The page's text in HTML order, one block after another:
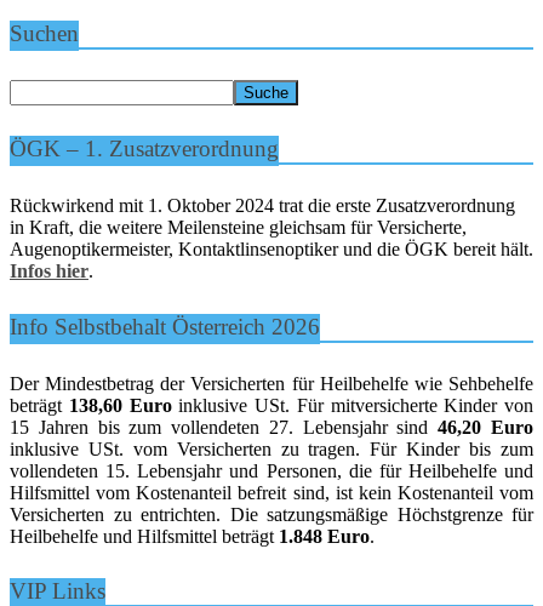
Suchen
ÖGK – 1. Zusatzverordnung
Rückwirkend mit 1. Oktober 2024 trat die erste Zusatzverordnung
in Kraft, die weitere Meilensteine gleichsam für Versicherte,
Augenoptikermeister, Kontaktlinsenoptiker und die ÖGK bereit hält.
Infos hier.
Info Selbstbehalt Österreich 2026
Der Mindestbetrag der Versicherten für Heilbehelfe wie Sehbehelfe
beträgt 138,60 Euroinklusive USt. Für mitversicherte Kinder von
15 Jahren bis zum vollendeten 27. Lebensjahr sind46,20 Euro
inklusive USt. vom Versicherten zu tragen. Für Kinder bis zum
vollendeten 15. Lebensjahr und Personen, die für Heilbehelfe und
Hilfsmittel vom Kostenanteil befreit sind, ist kein Kostenanteil vom
Versicherten zu entrichten. Die satzungsmäßige Höchstgrenze für
Heilbehelfe und Hilfsmittel beträgt 1.848 Euro.
VIP Links